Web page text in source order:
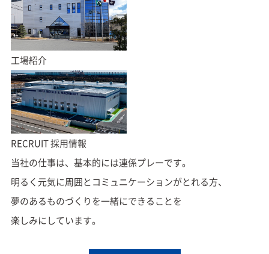
工場紹介
RECRUIT採用情報
当社の仕事は、基本的には連係プレーです。
明るく元気に周囲とコミュニケーションがとれる方、
夢のあるものづくりを一緒にできることを
楽しみにしています。